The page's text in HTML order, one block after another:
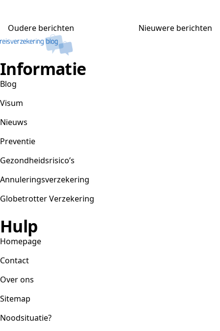
Berichtennavigatie
Oudere berichten Nieuwere berichten
Informatie
Blog
Visum
Nieuws
Preventie
Gezondheidsrisico’s
Annuleringsverzekering
Globetrotter Verzekering
Hulp
Homepage
Contact
Over ons
Sitemap
Noodsituatie?